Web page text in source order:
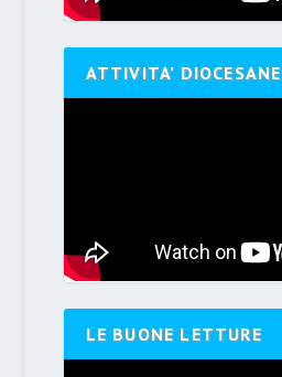
ATTIVITA’ DIOCESANE
LE BUONE LETTURE